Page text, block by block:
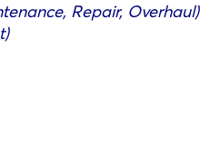
Repair, Overhaul)